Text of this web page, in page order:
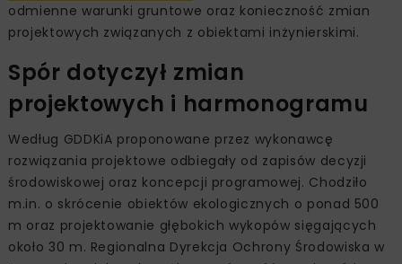
odmienne warunki gruntowe oraz konieczność zmian
projektowych związanych z obiektami inżynierskimi.
Spór dotyczył zmian
projektowych i harmonogramu
Według GDDKiA proponowane przez wykonawcę
rozwiązania projektowe odbiegały od zapisów decyzji
środowiskowej oraz koncepcji programowej. Chodziło
m.in. o skrócenie obiektów ekologicznych o ponad 500
m oraz projektowanie głębokich wykopów sięgających
około 30 m. Regionalna Dyrekcja Ochrony Środowiska w